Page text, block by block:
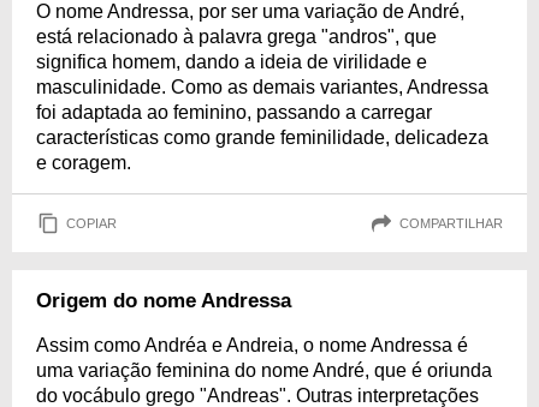
O nome Andressa, por ser uma variação de André,
está relacionado à palavra grega "andros", que
significa homem, dando a ideia de virilidade e
masculinidade. Como as demais variantes, Andressa
foi adaptada ao feminino, passando a carregar
características como grande feminilidade, delicadeza
e coragem.
COPIAR COMPARTILHAR
Origem do nome Andressa
Assim como Andréa e Andreia, o nome Andressa é
uma variação feminina do nome André, que é oriunda
do vocábulo grego "Andreas". Outras interpretações